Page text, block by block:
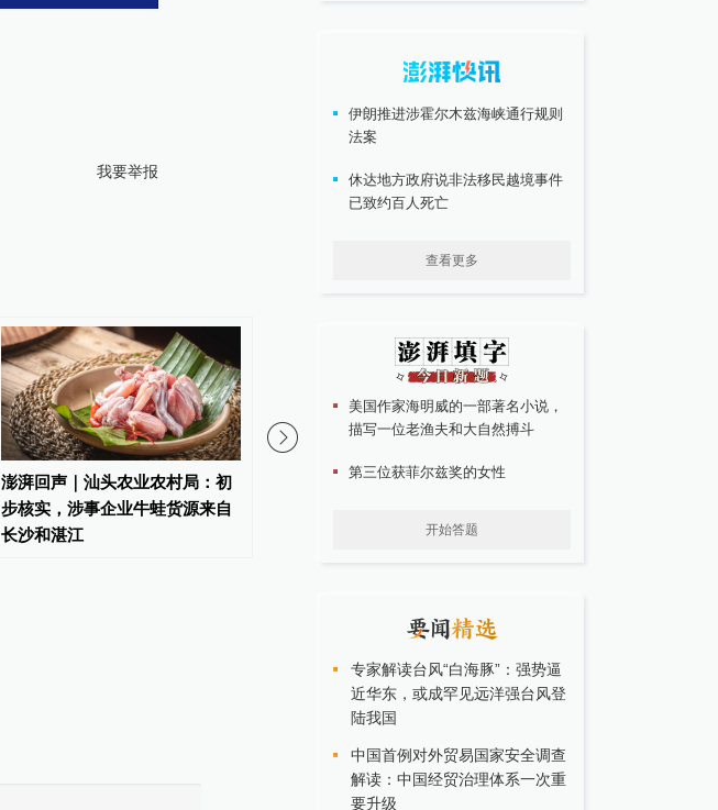
我要举报
澎湃回声｜汕头农业农村局：初
步核实，涉事企业牛蛙货源来自
长沙和湛江
重庆“代人信访被判寻衅滋事”案
伊朗推进涉霍尔木兹海峡通行规则
法案
休达地方政府说非法移民越境事件
已致约百人死亡
查看更多
美国作家海明威的一部著名小说，
描写一位老渔夫和大自然搏斗
第三位获菲尔兹奖的女性
开始答题
专家解读台风“白海豚”：强势逼
近华东，或成罕见远洋强台风登
陆我国
中国首例对外贸易国家安全调查
解读：中国经贸治理体系一次重
要升级